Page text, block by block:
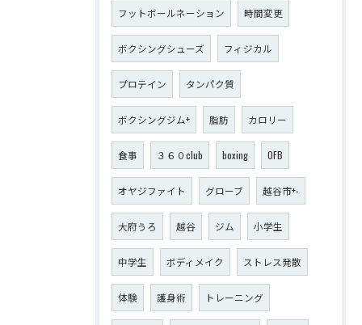
フットボールネーション 時間変更
ボクシングシューズ フィジカル
プロテイン タンパク質
ボクシングジム+ 脂肪 カロリー
食事 ３６０club boxing OFB
オヤジファイト グローブ 越谷市+-
大府うろ 越谷 ジム 小学生
中学生 ボディメイク ストレス発散
体験 護身術 トレーニング